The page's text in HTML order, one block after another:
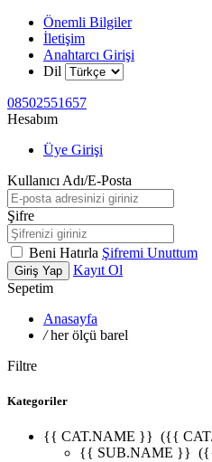
Önemli Bilgiler
İletişim
Anahtarcı Girişi
Dil
08502551657
Hesabım
Üye Girişi
Kullanıcı Adı/E-Posta
Şifre
Beni Hatırla Şifremi Unuttum
Giriş Yap
Kayıt Ol
Sepetim
Anasayfa
/ her ölçü barel
Filtre
Kategoriler
{{ CAT.NAME }} ({{
{{ SUB.NAME }}